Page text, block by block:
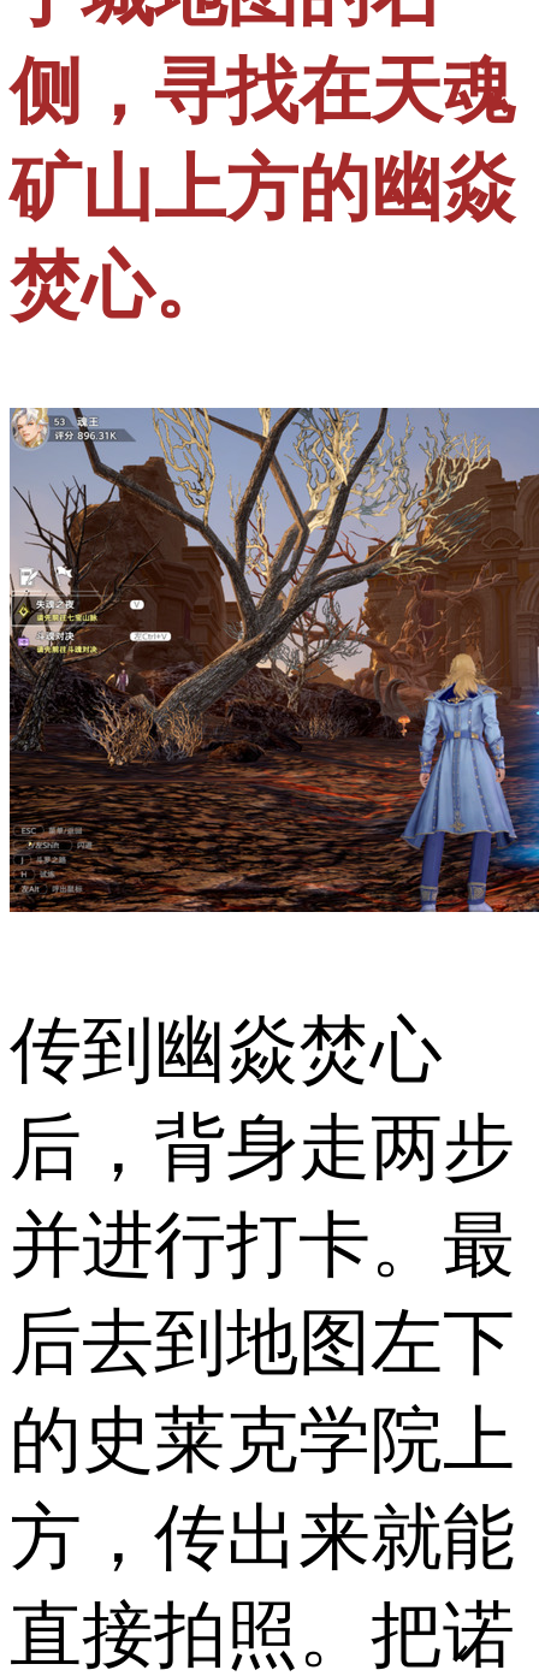
侧，寻找在天魂
矿山上方的幽焱
焚心。
传到幽焱焚心
后，背身走两步
并进行打卡。最
后去到地图左下
的史莱克学院上
方，传出来就能
直接拍照。把诺